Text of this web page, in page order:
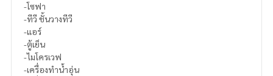
-โซฟา
-ทีวี ชั้นวางทีวี
-แอร์
-ตู้เย็น
-ไมโครเวฟ
-เครื่องทำน้ำอุ่น